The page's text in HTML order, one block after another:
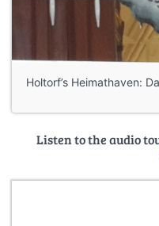
Holtorf’s Heimathaven:
Listen to the audio